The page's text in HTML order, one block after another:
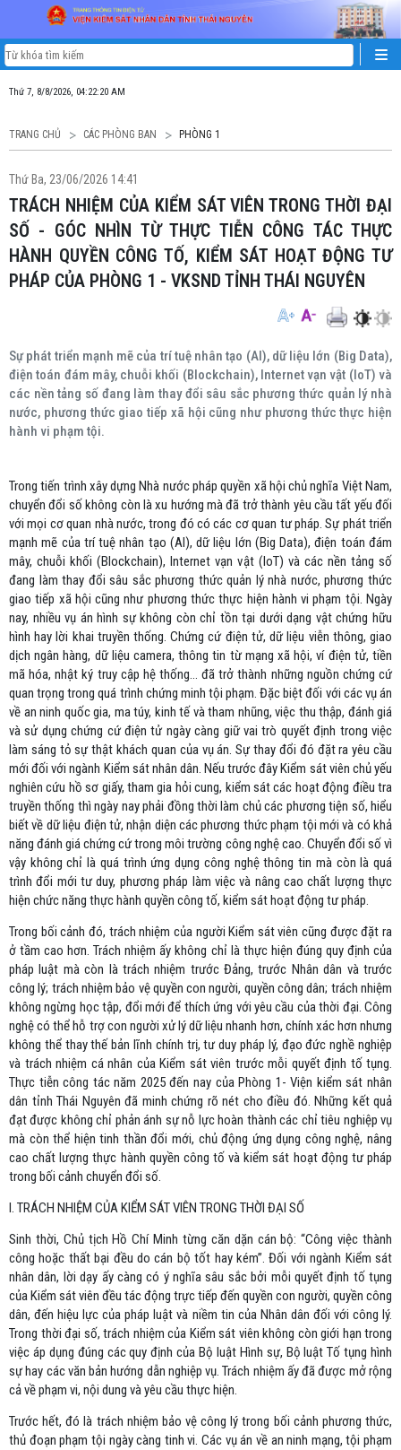
Thứ 7, 8/8/2026, 04:22:21 AM
TRANG CHỦ CÁC PHÒNG BAN PHÒNG 1
Thứ Ba, 23/06/2026 14:41
TRÁCH NHIỆM CỦA KIỂM SÁT VIÊN TRONG THỜI ĐẠI
SỐ - GÓC NHÌN TỪ THỰC TIỄN CÔNG TÁC THỰC
HÀNH QUYỀN CÔNG TỐ, KIỂM SÁT HOẠT ĐỘNG TƯ
PHÁP CỦA PHÒNG 1 - VKSND TỈNH THÁI NGUYÊN
Sự phát triển mạnh mẽ của trí tuệ nhân tạo (AI), dữ liệu lớn (Big Data),
điện toán đám mây, chuỗi khối (Blockchain), Internet vạn vật (IoT) và
các nền tảng số đang làm thay đổi sâu sắc phương thức quản lý nhà
nước, phương thức giao tiếp xã hội cũng như phương thức thực hiện
hành vi phạm tội.
Trong tiến trình xây dựng Nhà nước pháp quyền xã hội chủ nghĩa Việt Nam,
chuyển đổi số không còn là xu hướng mà đã trở thành yêu cầu tất yếu đối
với mọi cơ quan nhà nước, trong đó có các cơ quan tư pháp. Sự phát triển
mạnh mẽ của trí tuệ nhân tạo (AI), dữ liệu lớn (Big Data), điện toán đám
mây, chuỗi khối (Blockchain), Internet vạn vật (IoT) và các nền tảng số
đang làm thay đổi sâu sắc phương thức quản lý nhà nước, phương thức
giao tiếp xã hội cũng như phương thức thực hiện hành vi phạm tội. Ngày
nay, nhiều vụ án hình sự không còn chỉ tồn tại dưới dạng vật chứng hữu
hình hay lời khai truyền thống. Chứng cứ điện tử, dữ liệu viễn thông, giao
dịch ngân hàng, dữ liệu camera, thông tin từ mạng xã hội, ví điện tử, tiền
mã hóa, nhật ký truy cập hệ thống… đã trở thành những nguồn chứng cứ
quan trọng trong quá trình chứng minh tội phạm. Đặc biệt đối với các vụ án
về an ninh quốc gia, ma túy, kinh tế và tham nhũng, việc thu thập, đánh giá
và sử dụng chứng cứ điện tử ngày càng giữ vai trò quyết định trong việc
làm sáng tỏ sự thật khách quan của vụ án. Sự thay đổi đó đặt ra yêu cầu
mới đối với ngành Kiểm sát nhân dân. Nếu trước đây Kiểm sát viên chủ yếu
nghiên cứu hồ sơ giấy, tham gia hỏi cung, kiểm sát các hoạt động điều tra
truyền thống thì ngày nay phải đồng thời làm chủ các phương tiện số, hiểu
biết về dữ liệu điện tử, nhận diện các phương thức phạm tội mới và có khả
năng đánh giá chứng cứ trong môi trường công nghệ cao. Chuyển đổi số vì
vậy không chỉ là quá trình ứng dụng công nghệ thông tin mà còn là quá
trình đổi mới tư duy, phương pháp làm việc và nâng cao chất lượng thực
hiện chức năng thực hành quyền công tố, kiểm sát hoạt động tư pháp.
Trong bối cảnh đó, trách nhiệm của người Kiểm sát viên cũng được đặt ra
ở tầm cao hơn. Trách nhiệm ấy không chỉ là thực hiện đúng quy định của
pháp luật mà còn là trách nhiệm trước Đảng, trước Nhân dân và trước
công lý; trách nhiệm bảo vệ quyền con người, quyền công dân; trách nhiệm
không ngừng học tập, đổi mới để thích ứng với yêu cầu của thời đại. Công
nghệ có thể hỗ trợ con người xử lý dữ liệu nhanh hơn, chính xác hơn nhưng
không thể thay thế bản lĩnh chính trị, tư duy pháp lý, đạo đức nghề nghiệp
và trách nhiệm cá nhân của Kiểm sát viên trước mỗi quyết định tố tụng.
Thực tiễn công tác năm 2025 đến nay của Phòng 1- Viện kiểm sát nhân
dân tỉnh Thái Nguyên đã minh chứng rõ nét cho điều đó. Những kết quả
đạt được không chỉ phản ánh sự nỗ lực hoàn thành các chỉ tiêu nghiệp vụ
mà còn thể hiện tinh thần đổi mới, chủ động ứng dụng công nghệ, nâng
cao chất lượng thực hành quyền công tố và kiểm sát hoạt động tư pháp
trong bối cảnh chuyển đổi số.
I. TRÁCH NHIỆM CỦA KIỂM SÁT VIÊN TRONG THỜI ĐẠI SỐ
Sinh thời, Chủ tịch Hồ Chí Minh từng căn dặn cán bộ: “Công việc thành
công hoặc thất bại đều do cán bộ tốt hay kém”. Đối với ngành Kiểm sát
nhân dân, lời dạy ấy càng có ý nghĩa sâu sắc bởi mỗi quyết định tố tụng
của Kiểm sát viên đều tác động trực tiếp đến quyền con người, quyền công
dân, đến hiệu lực của pháp luật và niềm tin của Nhân dân đối với công lý.
Trong thời đại số, trách nhiệm của Kiểm sát viên không còn giới hạn trong
việc áp dụng đúng các quy định của Bộ luật Hình sự, Bộ luật Tố tụng hình
sự hay các văn bản hướng dẫn nghiệp vụ. Trách nhiệm ấy đã được mở rộng
cả về phạm vi, nội dung và yêu cầu thực hiện.
Trước hết, đó là trách nhiệm bảo vệ công lý trong bối cảnh phương thức,
thủ đoạn phạm tội ngày càng tinh vi. Các vụ án về an ninh mạng, tội phạm